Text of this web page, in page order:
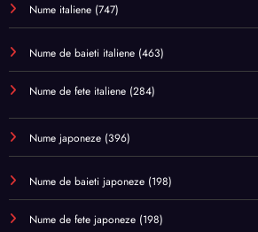
Nume italiene (747)
Nume de baieti italiene (463)
Nume de fete italiene (284)
Nume japoneze (396)
Nume de baieti japoneze (198)
Nume de fete japoneze (198)